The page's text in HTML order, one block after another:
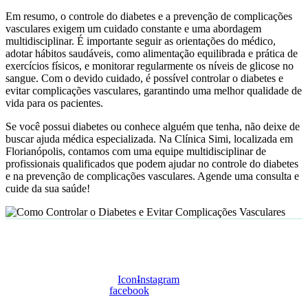
Em resumo, o controle do diabetes e a prevenção de complicações
vasculares exigem um cuidado constante e uma abordagem
multidisciplinar. É importante seguir as orientações do médico,
adotar hábitos saudáveis, como alimentação equilibrada e prática de
exercícios físicos, e monitorar regularmente os níveis de glicose no
sangue. Com o devido cuidado, é possível controlar o diabetes e
evitar complicações vasculares, garantindo uma melhor qualidade de
vida para os pacientes.
Se você possui diabetes ou conhece alguém que tenha, não deixe de
buscar ajuda médica especializada. Na Clínica Simi, localizada em
Florianópolis, contamos com uma equipe multidisciplinar de
profissionais qualificados que podem ajudar no controle do diabetes
e na prevenção de complicações vasculares. Agende uma consulta e
cuide da sua saúde!
Icon-
facebook
Instagram